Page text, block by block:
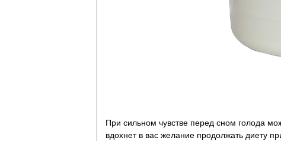
При сильном чувстве перед сном голода
вдохнет в вас желание продолжать диету